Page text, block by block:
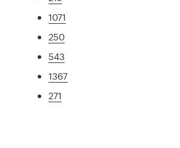
1071
250
543
1367
271